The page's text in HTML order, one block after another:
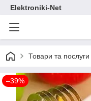
Elektroniki-Net
Товари та послуги
–39%